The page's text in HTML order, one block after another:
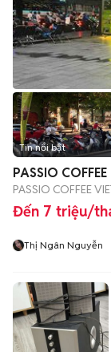
Tin nổi bật
PASSIO
PASSIO COFFEE
Đến 7 triệu/
Thị Ngân Nguyễn